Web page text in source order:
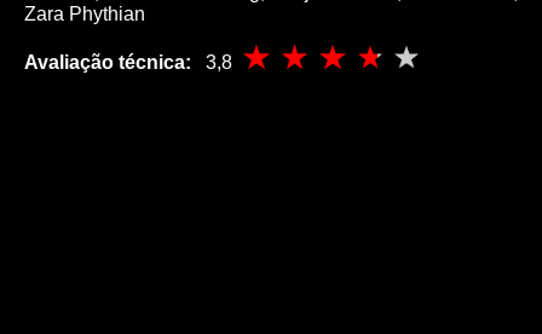
Zara Phythian
Avaliação técnica: 3,8